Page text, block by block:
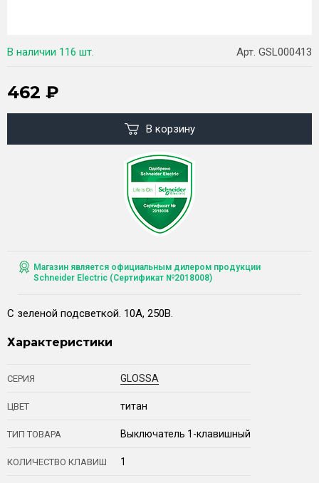
В наличии 116 шт. Арт. GSL000413
462 ₽
В корзину
Магазин является официальным дилером продукции
Schneider Electric (Сертификат №2018008)
С зеленой подсветкой. 10А, 250В.
Характеристики
СЕРИЯ GLOSSA
ЦВЕТ титан
ТИП ТОВАРА Выключатель 1-клавишный
КОЛИЧЕСТВО КЛАВИШ 1